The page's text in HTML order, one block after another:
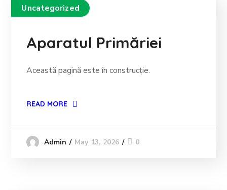
Uncategorized
Aparatul Primăriei
Această pagină este în construcție.
READ MORE
Admin May 13, 2026 0